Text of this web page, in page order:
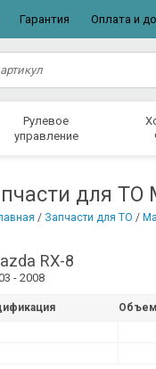
Гарантия Оплата и
Рулевое
управление
для ТО
/ Запчасти для ТО /
RX-8
- 2008
Объем